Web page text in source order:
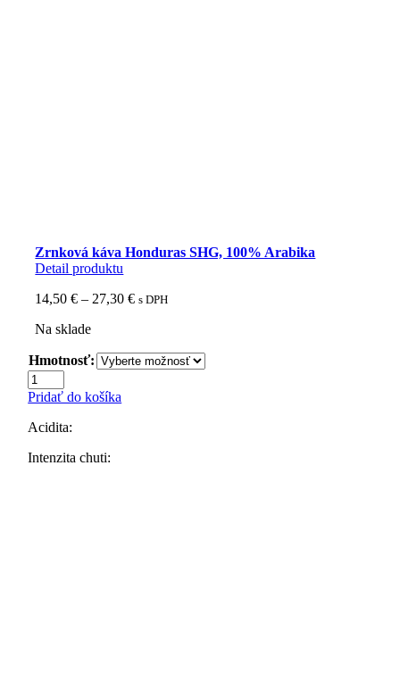
Zrnková káva Honduras SHG, 100% Arabika
Detail produktu
14,50€ – 27,30€Price
27,30 €
s DPH
Na sklade
Hmotnosť:
množstvo
Zrnková
Honduras
100%
Pridať do košíka
Acidita:
Intenzita chuti: